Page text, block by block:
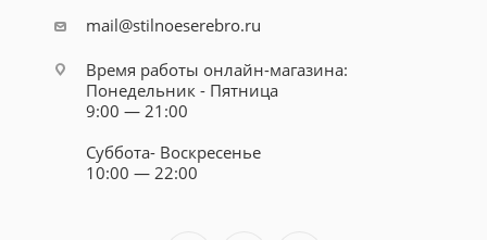
mail@stilnoeserebro.ru
Время работы онлайн-магазина:
Понедельник - Пятница
9:00 — 21:00
Суббота- Воскресенье
10:00 — 22:00